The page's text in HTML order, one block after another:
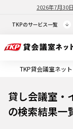
2026年7月30
TKPのサービス一覧
TKP貸会議室ネット
貸し会議室・
の検索結果一